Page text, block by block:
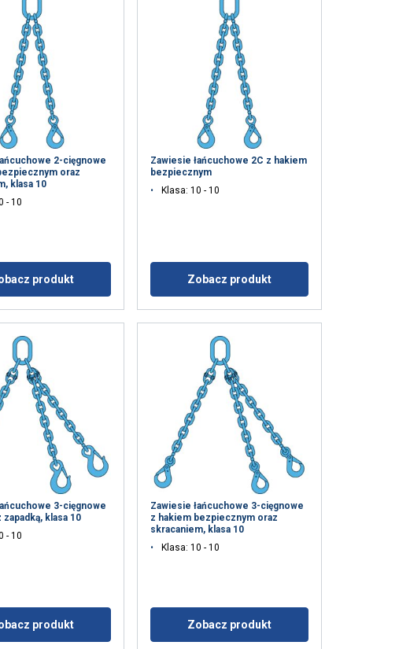
2-cięgnowe
oraz
klasa 10
- 10
produkt
Zawiesie łańcuchowe 2C z hakiem
bezpiecznym
Klasa: 10 - 10
Zobacz produkt
3-cięgnowe
zapadką, klasa 10
- 10
produkt
Zawiesie łańcuchowe 3-cięgnowe
z hakiem bezpiecznym oraz
skracaniem, klasa 10
Klasa: 10 - 10
Zobacz produkt
ruchu. Udostępniamy
reklamowym i
lub które zebrali w
WSZYSTKIE